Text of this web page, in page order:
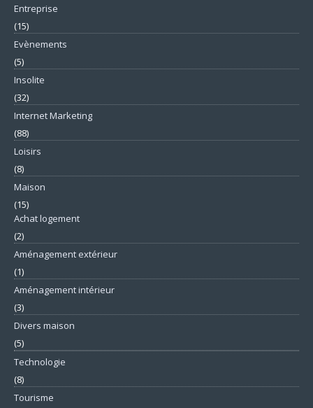
Entreprise
(15)
Evènements
(5)
Insolite
(32)
Internet Marketing
(88)
Loisirs
(8)
Maison
(15)
Achat logement
(2)
Aménagement extérieur
(1)
Aménagement intérieur
(3)
Divers maison
(5)
Technologie
(8)
Tourisme